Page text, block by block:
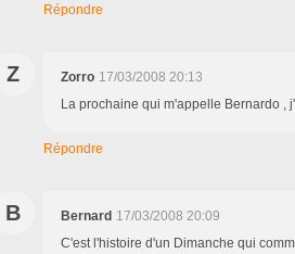
Répondre
Z Zorro 17/03/2008 20:13
La prochaine qui m'appelle Bernardo ,
Répondre
B Bernard 17/03/2008 20:09
C'est l'histoire d'un Dimanche qui